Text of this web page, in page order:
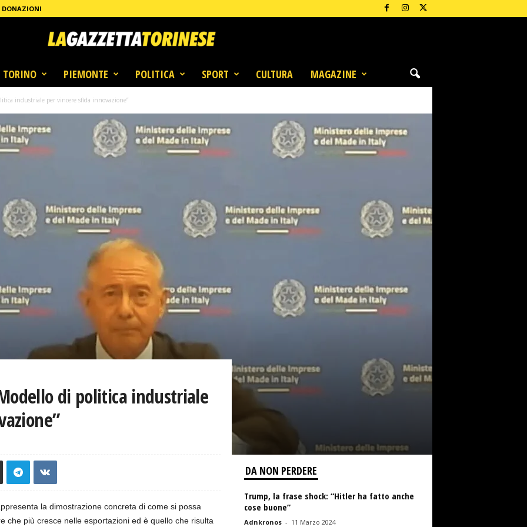
DONAZIONI
TORINO PIEMONTE POLITICA SPORT CULTURA MAGAZINE
industriale per vincere sfida innovazione”
di politica industriale
la dimostrazione concreta di come si possa
che più cresce nelle esportazioni ed è quello che risulta
DA NON PERDERE
Trump, la frase shock: “Hitler ha fatto anche
cose buone”
Adnkronos - 11 Marzo 2024